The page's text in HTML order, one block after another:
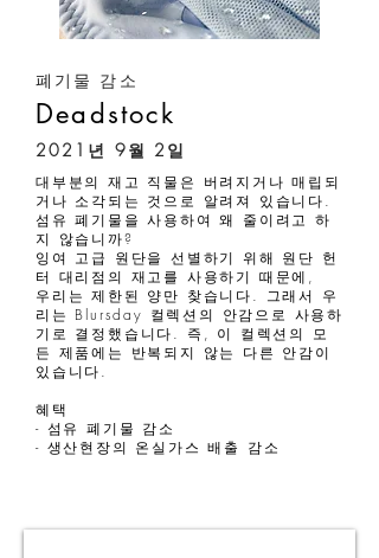
폐기물 감소
Deadstock
2021년 9월 2일
대부분의 재고 직물은 버려지거나 매립되
거나 소각되는 것으로 알려져 있습니다.
섬유 폐기물을 사용하여 왜 줄이려고 하
지 않습니까?
잉여 고급 원단을 선별하기 위해 원단 헌
터 대리점의 재고를 사용하기 때문에,
우리는 제한된 양만 찾습니다. 그래서 우
리는 Blursday 컬렉션의 안감으로 사용하
기로 결정했습니다. 즉, 이 컬렉션의 모
든 제품에는 반복되지 않는 다른 안감이
있습니다.
혜택
- 섬유 폐기물 감소
- 생산현장의 온실가스 배출 감소